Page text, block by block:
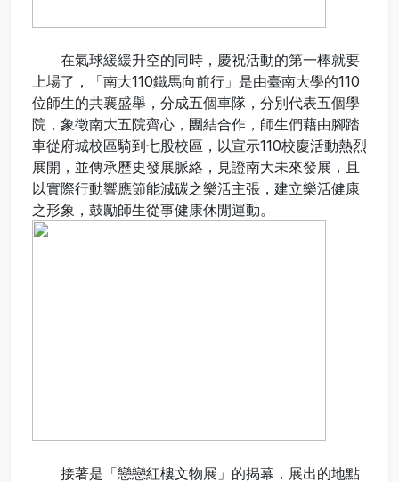
在氣球緩緩升空的同時，慶祝活動的第一棒就要
上場了，「南大110鐵馬向前行」是由臺南大學的110
位師生的共襄盛舉，分成五個車隊，分別代表五個學
院，象徵南大五院齊心，團結合作，師生們藉由腳踏
車從府城校區騎到七股校區，以宣示110校慶活動熱烈
展開，並傳承歷史發展脈絡，見證南大未來發展，且
以實際行動響應節能減碳之樂活主張，建立樂活健康
之形象，鼓勵師生從事健康休閒運動。
接著是「戀戀紅樓文物展」的揭幕，展出的地點